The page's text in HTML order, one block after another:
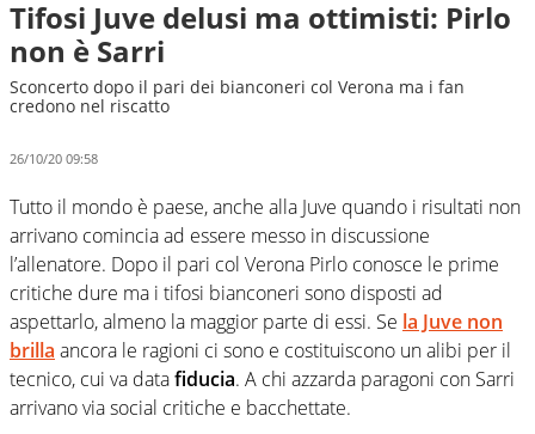
Tifosi Juve delusi ma ottimisti: Pirlo
non è Sarri
Sconcerto dopo il pari dei bianconeri col Verona ma i fan
credono nel riscatto
26/10/20 09:58
Tutto il mondo è paese, anche alla Juve quando i risultati non
arrivano comincia ad essere messo in discussione
l’allenatore. Dopo il pari col Verona Pirlo conosce le prime
critiche dure ma i tifosi bianconeri sono disposti ad
aspettarlo, almeno la maggior parte di essi. Se la Juve non
brilla ancora le ragioni ci sono e costituiscono un alibi per il
tecnico, cui va datafiducia. A chi azzarda paragoni con Sarri
arrivano via social critiche e bacchettate.